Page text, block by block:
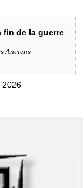
fin de la guerre
Anciens
2026